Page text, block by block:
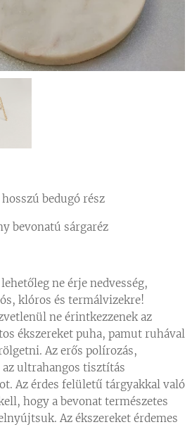
bedugó rész
bevonatú sárgaréz
ne érje nedvesség,
klóros és termálvizekre!
ne érintkezzenek az
ékszereket puha, pamut ruhával
Az erős polírozás,
ultrahangos tisztítás
Az érdes felületű tárgyakkal való
hogy a bevonat természetes
Az ékszereket érdemes